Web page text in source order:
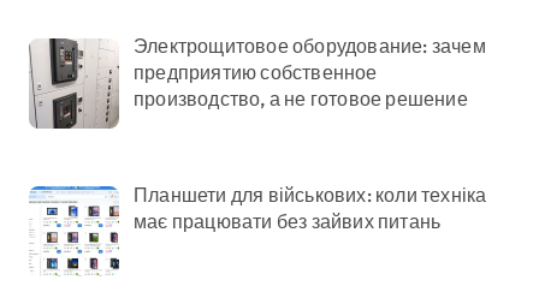
Электрощитовое оборудование: зачем
предприятию собственное
производство, а не готовое решение
Планшети для військових: коли техніка
має працювати без зайвих питань